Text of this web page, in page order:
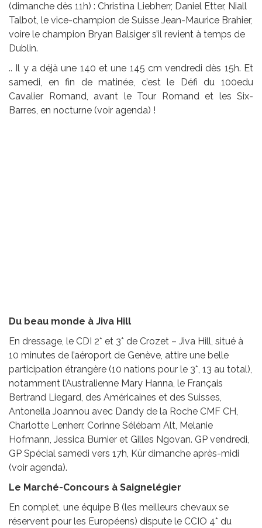
(dimanche dès 11h) : Christina Liebherr, Daniel Etter, Niall
Talbot, le vice-champion de Suisse Jean-Maurice Brahier,
voire le champion Bryan Balsiger s’il revient à temps de
Dublin.
.. Il y a déjà une 140 et une 145 cm vendredi dès 15h. Et
samedi, en fin de matinée, c’est le Défi du 100edu
Cavalier Romand, avant le Tour Romand et les Six-
Barres, en nocturne (voir agenda) !
Du beau monde à Jiva Hill
En dressage, le CDI 2* et 3* de Crozet – Jiva Hill, situé à
10 minutes de l’aéroport de Genève, attire une belle
participation étrangère (10 nations pour le 3*, 13 au total),
notamment l’Australienne Mary Hanna, le Français
Bertrand Liegard, des Américaines et des Suisses,
Antonella Joannou avec Dandy de la Roche CMF CH,
Charlotte Lenherr, Corinne Sélébam Alt, Melanie
Hofmann, Jessica Burnier et Gilles Ngovan. GP vendredi,
GP Spécial samedi vers 17h, Kür dimanche après-midi
(voir agenda).
Le Marché-Concours à Saignelégier
En complet, une équipe B (les meilleurs chevaux se
réservent pour les Européens) dispute le CCIO 4* du